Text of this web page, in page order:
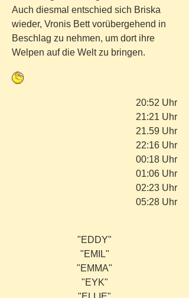
Auch diesmal entschied sich Briska
wieder, Vronis Bett vorübergehend in
Beschlag zu nehmen, um dort ihre
Welpen auf die Welt zu bringen.
20:52 Uhr
21:21 Uhr
21.59 Uhr
22:16 Uhr
00:18 Uhr
01:06 Uhr
02:23 Uhr
05:28 Uhr
"EDDY"
"EMIL"
"EMMA"
"EYK"